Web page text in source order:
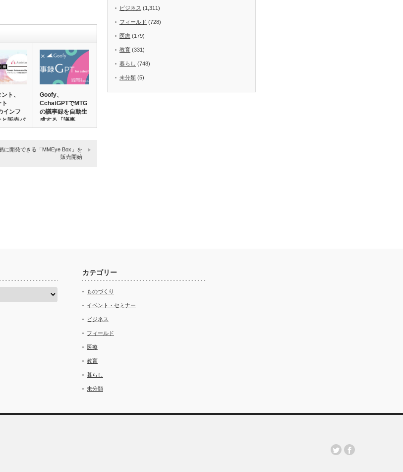
ト、
ト
インフ
と販売パ
…
Goofy、
CchatGPTでMTG
の議事録を自動生
成する「議事…
に開発できる「MMEye Box」を
販売開始
ビジネス (1,311)
フィールド (728)
医療 (179)
教育 (331)
暮らし (748)
未分類 (5)
カテゴリー
ものづくり
イベント・セミナー
ビジネス
フィールド
医療
教育
暮らし
未分類